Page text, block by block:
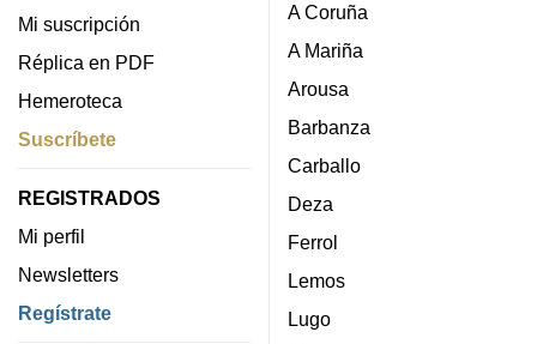
Mi suscripción
Réplica en PDF
Hemeroteca
Suscríbete
REGISTRADOS
Mi perfil
Newsletters
Regístrate
A Coruña
A Mariña
Arousa
Barbanza
Carballo
Deza
Ferrol
Lemos
Lugo